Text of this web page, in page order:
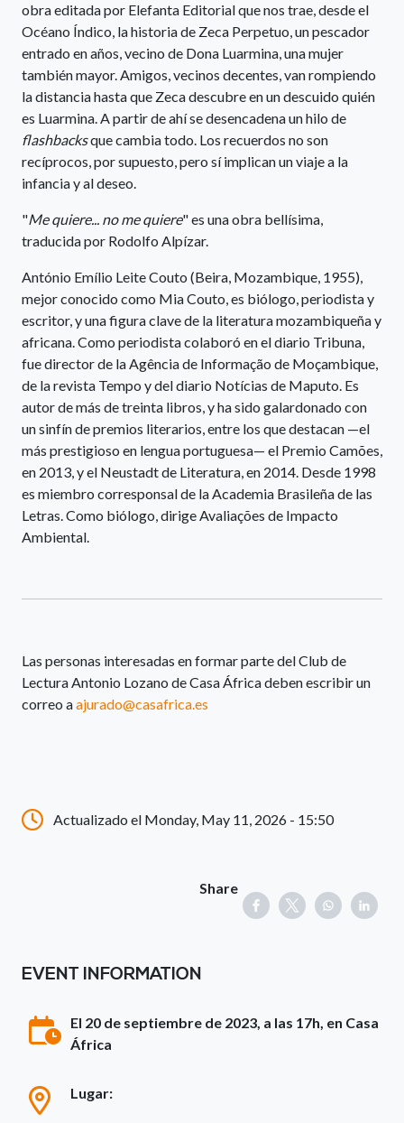
obra editada por Elefanta Editorial que nos trae, desde el
Océano Índico, la historia de Zeca Perpetuo, un pescador
entrado en años, vecino de Dona Luarmina, una mujer
también mayor. Amigos, vecinos decentes, van rompiendo
la distancia hasta que Zeca descubre en un descuido quién
es Luarmina. A partir de ahí se desencadena un hilo de
flashbacksque cambia todo. Los recuerdos no son
recíprocos, por supuesto, pero sí implican un viaje a la
infancia y al deseo.
"Me quiere... no me quiere" es una obra bellísima,
traducida por Rodolfo Alpízar.
António Emílio Leite Couto (Beira, Mozambique, 1955),
mejor conocido como Mia Couto, es biólogo, periodista y
escritor, y una figura clave de la literatura mozambiqueña y
africana. Como periodista colaboró en el diario Tribuna,
fue director de la Agência de Informação de Moçambique,
de la revista Tempo y del diario Notícias de Maputo. Es
autor de más de treinta libros, y ha sido galardonado con
un sinfín de premios literarios, entre los que destacan —el
más prestigioso en lengua portuguesa— el Premio Camões,
en 2013, y el Neustadt de Literatura, en 2014. Desde 1998
es miembro corresponsal de la Academia Brasileña de las
Letras. Como biólogo, dirige Avaliações de Impacto
Ambiental.
Las personas interesadas en formar parte del Club de
Lectura Antonio Lozano de Casa África deben escribir un
correo aajurado@casafrica.es
Actualizado el Monday, May 11, 2026 - 15:50
Share
EVENT INFORMATION
El 20 de septiembre de 2023, a las 17h, en Casa
África
Lugar: